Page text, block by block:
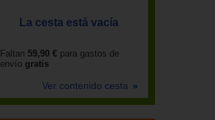
La cesta está vacía
Faltan 59,90 € para gastos de
envío gratis
Ver contenido cesta